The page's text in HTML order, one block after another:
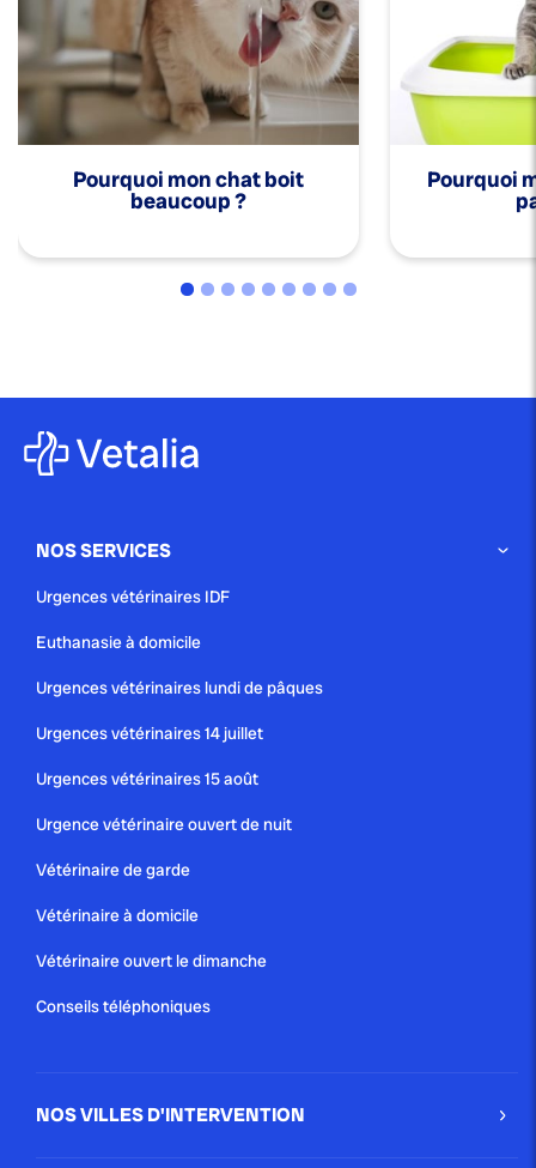
Pourquoi mon chat boit
beaucoup ?
Pourquoi
NOS SERVICES
Urgences vétérinaires IDF
Euthanasie à domicile
Urgences vétérinaires lundi de pâques
Urgences vétérinaires 14 juillet
Urgences vétérinaires 15 août
Urgence vétérinaire ouvert de nuit
Vétérinaire de garde
Vétérinaire à domicile
Vétérinaire ouvert le dimanche
Conseils téléphoniques
NOS VILLES D'INTERVENTION